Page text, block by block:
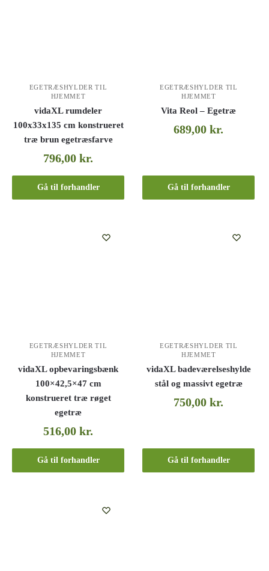
EGETRÆSHYLDER TIL
HJEMMET
vidaXL rumdeler
100x33x135 cm konstrueret
træ brun egetræsfarve
796,00kr.
Gå til forhandler
EGETRÆSHYLDER TIL
HJEMMET
Vita Reol – Egetræ
689,00kr.
Gå til forhandler
EGETRÆSHYLDER TIL
HJEMMET
vidaXL opbevaringsbænk
100×42,5×47 cm
konstrueret træ røget
egetræ
516,00kr.
Gå til forhandler
EGETRÆSHYLDER TIL
HJEMMET
vidaXL badeværelseshylde
stål og massivt egetræ
750,00kr.
Gå til forhandler